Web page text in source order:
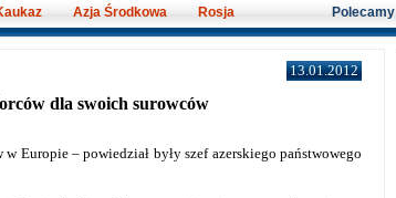
13.01.2012
dla swoich surowców
Europie – powiedział były szef azerskiego państwowego
Azja Środkowa Rosja Polecamy